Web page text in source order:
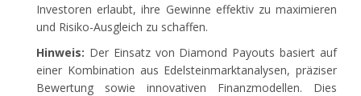
Investoren erlaubt, ihre Gewinne effektiv zu maximieren
und Risiko-Ausgleich zu schaffen.
Hinweis: Der Einsatz von Diamond Payouts basiert auf
einer Kombination aus Edelsteinmarktanalysen, präziser
Bewertung sowie innovativen Finanzmodellen. Dies